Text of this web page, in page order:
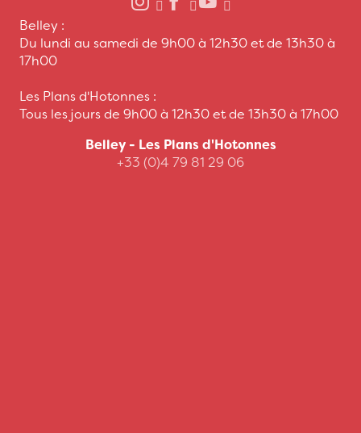
Belley :
Du lundi au samedi de 9h00 à 12h30 et de 13h30 à
17h00
Les Plans d'Hotonnes :
Tous les jours de 9h00 à 12h30 et de 13h30 à 17h00
Belley - Les Plans d'Hotonnes
+33 (0)4 79 81 29 06